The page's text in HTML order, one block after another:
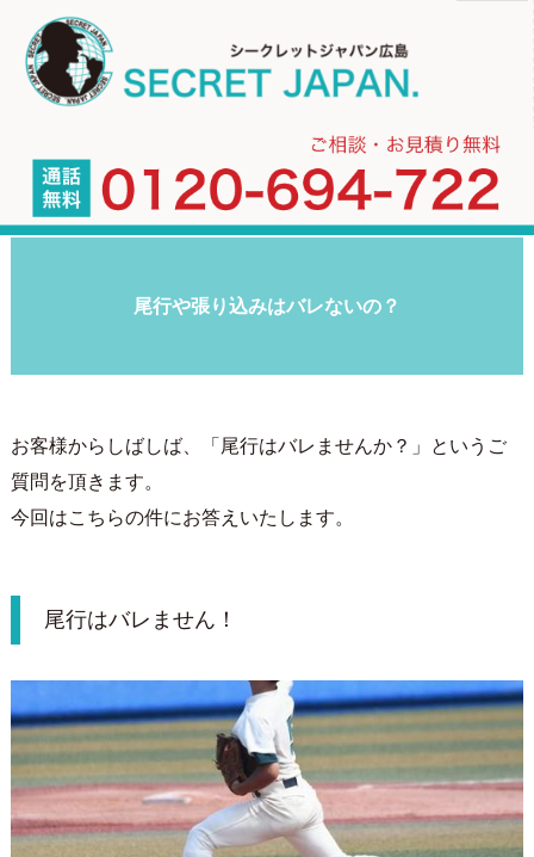
尾行や張り込みはバレないの？
お客様からしばしば、「尾行はバレませんか？」というご
質問を頂きます。
今回はこちらの件にお答えいたします。
尾行はバレません！